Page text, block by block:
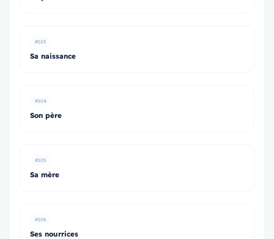
#103
Sa naissance
#104
Son père
#105
Sa mère
#106
Ses nourrices